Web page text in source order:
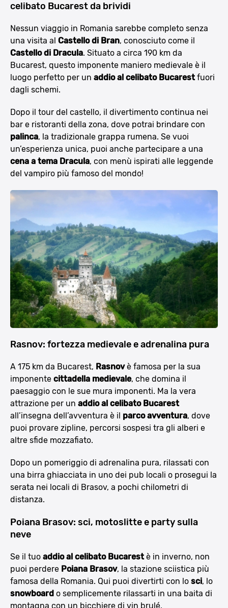
celibato Bucarest da brividi
Nessun viaggio in Romania sarebbe completo senza
una visita al Castello di Bran, conosciuto come il
Castello di Dracula. Situato a circa 190 km da
Bucarest, questo imponente maniero medievale è il
luogo perfetto per un addio al celibato Bucarestfuori
dagli schemi.
Dopo il tour del castello, il divertimento continua nei
bar e ristoranti della zona, dove potrai brindare con
palinca, la tradizionale grappa rumena. Se vuoi
un’esperienza unica, puoi anche partecipare a una
cena a tema Dracula, con menù ispirati alle leggende
del vampiro più famoso del mondo!
Rasnov: fortezza medievale e adrenalina pura
A 175 km da Bucarest, Rasnovè famosa per la sua
imponente cittadella medievale, che domina il
paesaggio con le sue mura imponenti. Ma la vera
attrazione per un addio al celibato Bucarest
all’insegna dell’avventura è il parco avventura, dove
puoi provare zipline, percorsi sospesi tra gli alberi e
altre sfide mozzafiato.
Dopo un pomeriggio di adrenalina pura, rilassati con
una birra ghiacciata in uno dei pub locali o prosegui la
serata nei locali di Brasov, a pochi chilometri di
distanza.
Poiana Brasov: sci, motoslitte e party sulla
neve
Se il tuo addio al celibato Bucarestè in inverno, non
puoi perdere Poiana Brasov, la stazione sciistica più
famosa della Romania. Qui puoi divertirti con lo sci, lo
snowboard o semplicemente rilassarti in una baita di
montagna con un bicchiere di vin brulé.